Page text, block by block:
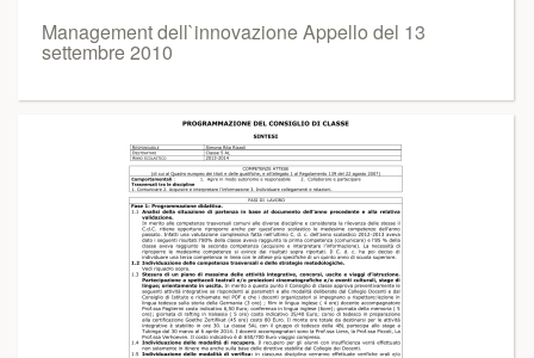
Management dell`innovazione Appello del 13
settembre 2010